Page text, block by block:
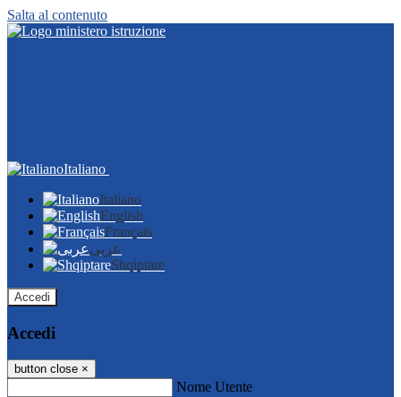
Salta al contenuto
Italiano
Italiano
English
Français
عربى
Shqiptare
Accedi
Accedi
button close ×
Nome Utente